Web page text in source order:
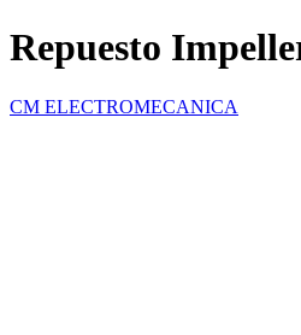
Repuesto
CM ELECTROMECANICA